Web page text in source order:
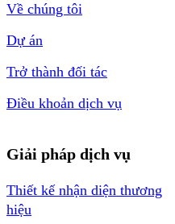
Về chúng tôi
Dự án
Trở thành đối tác
Điều khoản dịch vụ
Giải pháp dịch vụ
Thiết kế nhận diện thương
hiệu